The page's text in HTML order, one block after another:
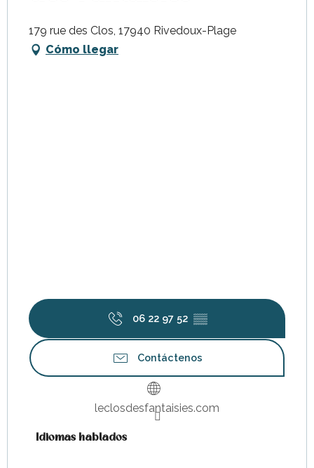
179 rue des Clos, 17940 Rivedoux-Plage
Cómo llegar
06 22 97 52 ▒▒
Contáctenos
leclosdesfantaisies.com
Idiomas hablados
Idiomas hablados